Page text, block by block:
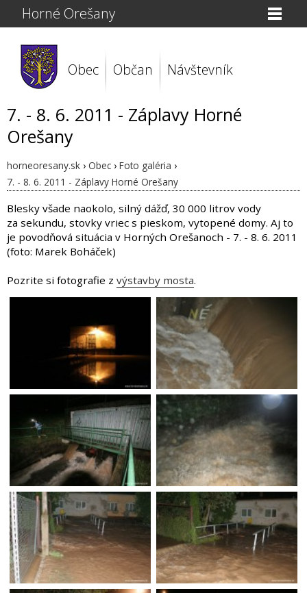
Horné Orešany
Obec Občan Návštevník
7. - 8. 6. 2011 - Záplavy Horné
Orešany
horneoresany.sk › Obec › Foto galéria ›
7. - 8. 6. 2011 - Záplavy Horné Orešany
Blesky všade naokolo, silný dážď, 30 000 litrov vody
za sekundu, stovky vriec s pieskom, vytopené domy. Aj to
je povodňová situácia v Horných Orešanoch - 7. - 8. 6. 2011
(foto: Marek Boháček)
Pozrite si fotografie z výstavby mosta.